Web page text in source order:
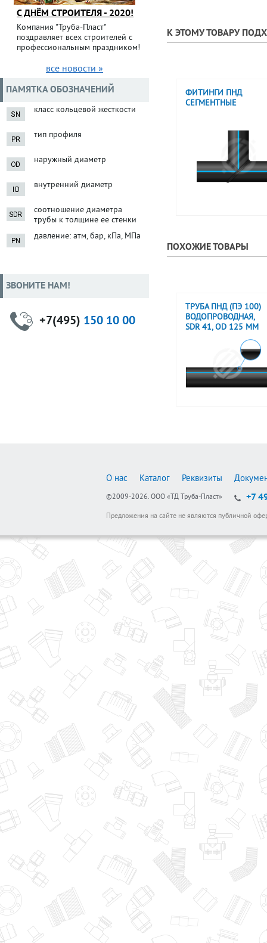
К ЭТОМУ ТОВАРУ
ФИТИНГИ ПНД
СЕГМЕНТНЫЕ
ПОХОЖИЕ ТОВАРЫ
ТРУБА ПНД (ПЭ 100)
ВОДОПРОВОДНАЯ,
SDR 41, OD 125 ММ
С ДНЁМ СТРОИТЕЛЯ - 2020!
Компания "Труба-Пласт"
поздравляет всех строителей с
профессиональным праздником!
все новости »
ПАМЯТКА ОБОЗНАЧЕНИЙ
класс кольцевой жесткости
тип профиля
наружный диаметр
внутренний диаметр
соотношение диаметра
трубы к толщине ее стенки
давление: атм, бар, кПа, МПа
ЗВОНИТЕ НАМ!
+7(495) 150 10 00
О нас Каталог Реквизиты
©2009-2026. ООО «ТД Труба-Пласт» +7
Предложения на сайте не являются публичной